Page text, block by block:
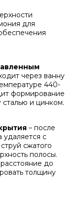
для
через ванну
440-
формирование
сталью и цинком.
– после
удаляется с
сжатого
полосы.
до
толщину